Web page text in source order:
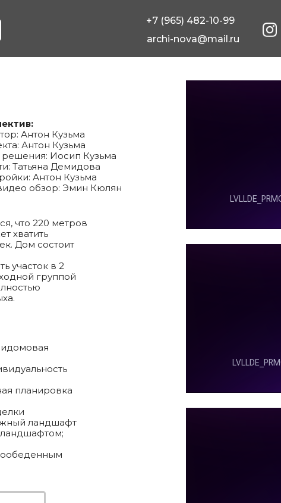
archi-nova@mail.ru
+7 (965) 482-10-99
Антон Кузьма
Антон Кузьма
решения: Иосип Кузьма
Татьяна Демидова
Антон Кузьма
обзор: Эмин Кюлян
планировка
ландшафт
что 220 метров
хватить
Дом состоит
участок в 2
группой